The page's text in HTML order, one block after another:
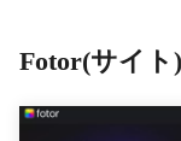
Fotor(サイト)